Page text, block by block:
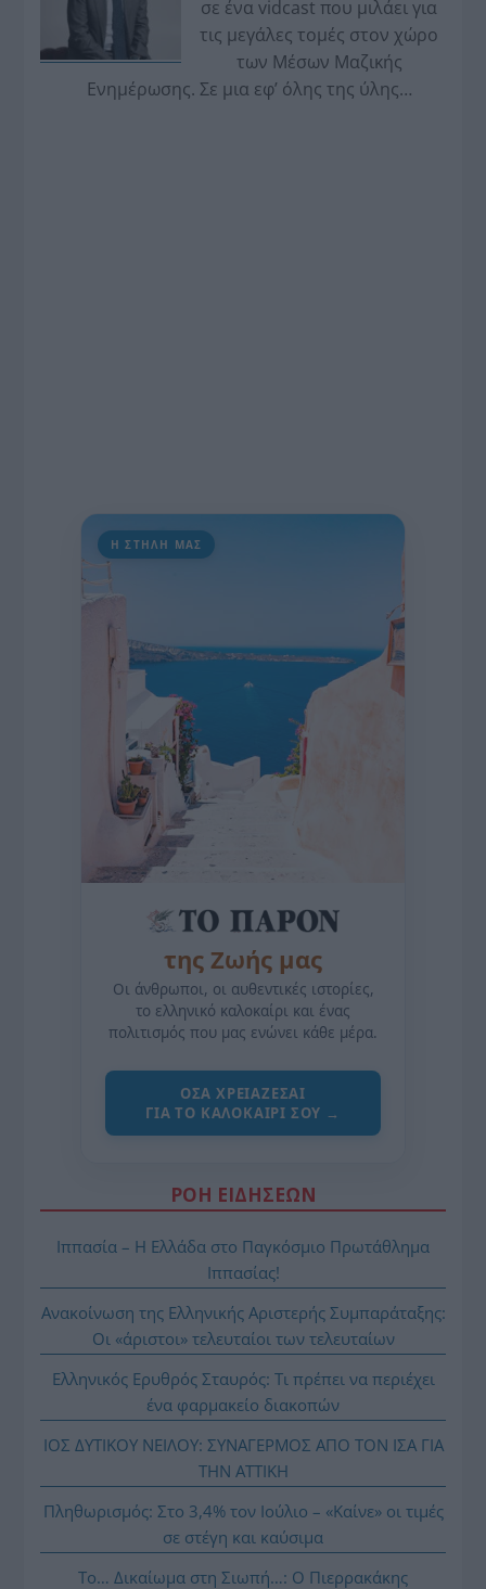
σε ένα vidcast που μιλάει για
τις μεγάλες τομές στον χώρο
των Μέσων Μαζικής
Ενημέρωσης. Σε μια εφ’ όλης της ύλης
Η ΣΤΗΛΗ ΜΑΣ
της Ζωής μας
Οι άνθρωποι, οι αυθεντικές ιστορίες,
το ελληνικό καλοκαίρι και ένας
πολιτισμός που μας ενώνει κάθε μέρα.
ΌΣΑ ΧΡΕΙΆΖΕΣΑΙ
ΓΙΑ ΤΟ ΚΑΛΟΚΑΊΡΙ ΣΟΥ →
ΡΟΗ ΕΙΔΗΣΕΩΝ
Ιππασία – Η Ελλάδα στο Παγκόσμιο Πρωτάθλημα
Ιππασίας!
Ανακοίνωση της Ελληνικής Αριστερής Συμπαράταξης:
Οι «άριστοι» τελευταίοι των τελευταίων
Ελληνικός Ερυθρός Σταυρός: Τι πρέπει να περιέχει
ένα φαρμακείο διακοπών
ΙΟΣ ΔΥΤΙΚΟΥ ΝΕΙΛΟΥ: ΣΥΝΑΓΕΡΜΟΣ ΑΠΟ ΤΟΝ ΙΣΑ ΓΙΑ
ΤΗΝ ΑΤΤΙΚΗ
Πληθωρισμός: Στο 3,4% τον Ιούλιο – «Καίνε» οι τιμές
σε στέγη και καύσιμα
Το… Δικαίωμα στη Σιωπή…: Ο Πιερρακάκης